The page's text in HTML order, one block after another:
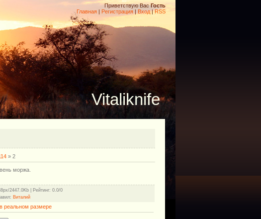
Приветствую Вас Гость
Главная | Регистрация | Вход|RSS
Vitaliknife
» 2
моржа.
2447.0Kb | Рейтинг: 0.0/0
: Виталий
реальном размере